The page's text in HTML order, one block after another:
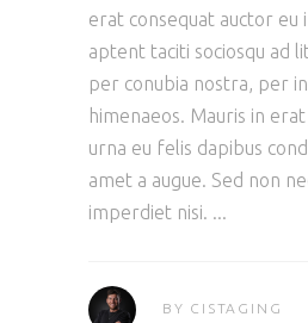
erat consequat auctor eu
aptent taciti sociosqu ad
per conubia nostra, per
himenaeos. Mauris in
urna eu felis dapibus
amet a augue. Sed non
imperdiet nisi.
BY CISTAGING